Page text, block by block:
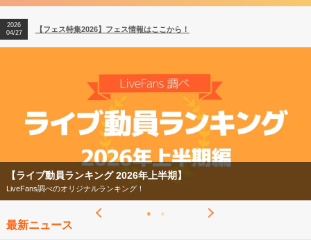
【ライブ動員ランキング】2026年上半期編発表！
2026
04/27
【フェス特集2026】フェス情報はここから！
2026
【フェス特集2026】
今年もフェスの季節がやってきた！
最新ニュース